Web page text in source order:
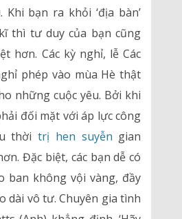
bạn ra khỏi ‘địa bàn’
thì tư duy của bạn cũng
hơn. Các kỳ nghỉ, lễ Các
phép vào mùa Hè thật
những cuộc yêu. Bởi khi
đối mặt với áp lực công
thờitrị hen suyễn gian
Đặc biệt, các bạn dễ có
ban không vội vàng, đầy
dài vô tư. Chuyên gia tình